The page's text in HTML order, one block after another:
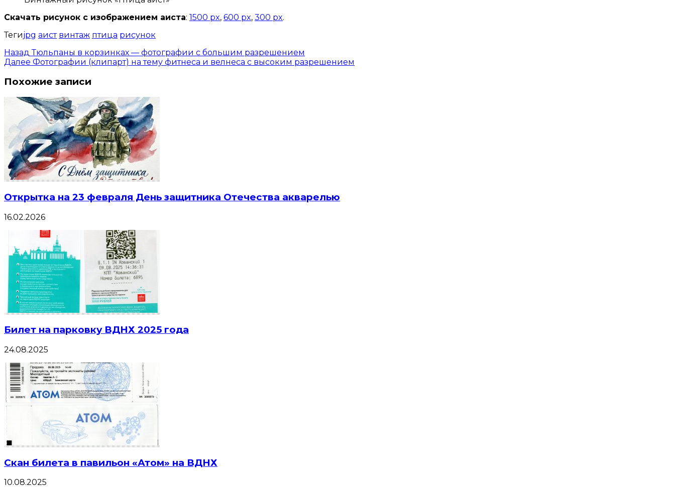
Скачать рисунок с изображением аиста: 1500 px, 600 px, 300 px.
Тегиjpg аист винтаж птица рисунок
Назад Тюльпаны в корзинках — фотографии с большим разрешением
Далее Фотографии (клипарт) на тему фитнеса и велнеса с высоким разрешением
Похожие записи
Открытка на 23 февраля День защитника Отечества акварелью
16.02.2026
Билет на парковку ВДНХ 2025 года
24.08.2025
Скан билета в павильон «Атом» на ВДНХ
10.08.2025